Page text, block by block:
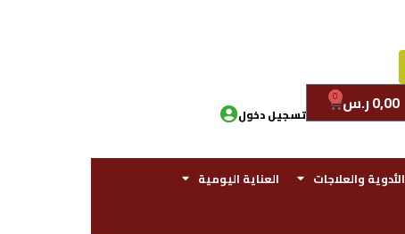
0,00ر.س 0
تسجيل دخول
الأدوية والعلاجات
العناية اليومية